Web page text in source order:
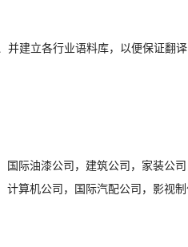
建立各行业语料库，以便保证翻
际油漆公司，建筑公司，家装公
算机公司，国际汽配公司，影视制